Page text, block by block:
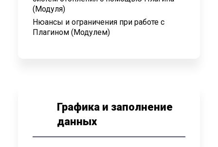
(Модуля)
Нюансы и ограничения при работе с
Плагином (Модулем)
Графика и заполнение
данных